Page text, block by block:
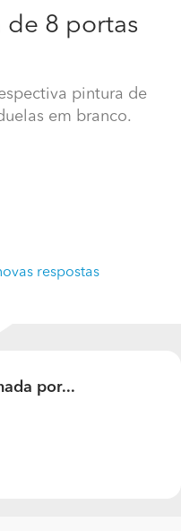
madeira
pintura de de
branco.
de 8 portas
pintura de
em branco.
respostas
por...